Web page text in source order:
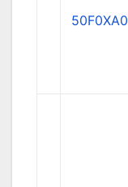
50F0XA0